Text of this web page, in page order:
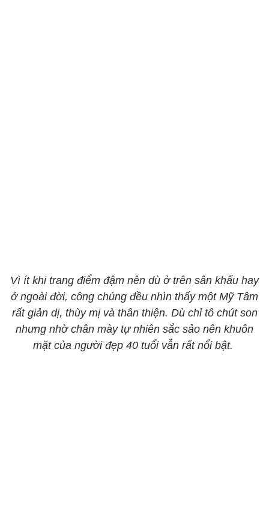
Vì ít khi trang điểm đậm nên dù ở trên sân khấu hay
ở ngoài đời, công chúng đều nhìn thấy một Mỹ Tâm
rất giản dị, thùy mị và thân thiện. Dù chỉ tô chút son
nhưng nhờ chân mày tự nhiên sắc sảo nên khuôn
mặt của người đẹp 40 tuổi vẫn rất nổi bật.